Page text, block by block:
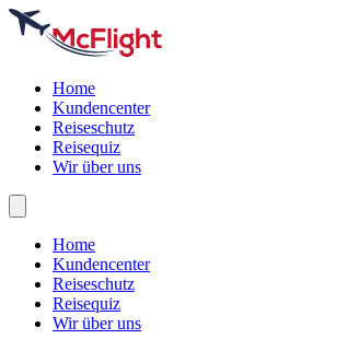
Home
Kundencenter
Reiseschutz
Reisequiz
Wir über uns
Home
Kundencenter
Reiseschutz
Reisequiz
Wir über uns